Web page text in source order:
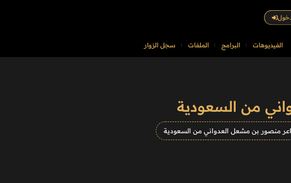
الفيديوهات البرامج الملفات سجل الزوار
من السعودية
منصور بن مشعل العدواني من السعودية